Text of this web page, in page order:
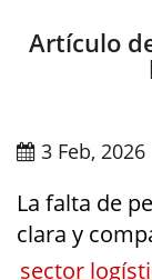
Artículo
3 Feb, 2026
La falta de
clara y
sector